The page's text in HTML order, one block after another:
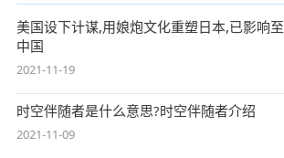
美国设下计谋,用娘炮文化重塑日本,已影响至
中国
2021-11-19
时空伴随者是什么意思?时空伴随者介绍
2021-11-09